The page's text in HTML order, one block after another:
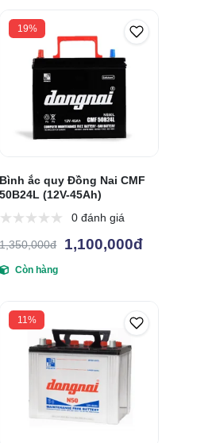
19%
Bình ắc quy Đồng Nai CMF
50B24L (12V-45Ah)
0 đánh giá
1,350,000đ 1,100,000đ
Còn hàng
11%